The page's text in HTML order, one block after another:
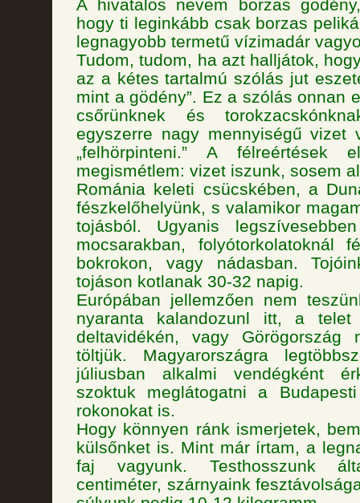
A hivatalos nevem borzas
hogy ti leginkább csak borzas
legnagyobb termetű vízimadár
Tudom, tudom, ha azt halljátok,
az a kétes tartalmú szólás jut
mint a gödény”. Ez a szólás onnan
csőrünknek és
egyszerre nagy mennyiségű vizet
„felhörpinteni.” A félreértések
megismétlem: vizet iszunk, sosem
Románia keleti csücskében, a
fészkelőhelyünk, s valamikor
tojásból. Ugyanis
mocsarakban, folyótorkolatoknál
bokrokon, vagy nádasban.
tojáson kotlanak 30-32 napig.
Európában jellemzően nem
nyaranta kalandozunl itt, a
deltavidékén, vagy Görögország
töltjük. Magyarországra
júliusban alkalmi vendégként
szoktuk meglátogatni a
rokonokat is.
Hogy könnyen ránk ismerjetek,
külsőnket is. Mint már írtam, a
faj vagyunk. Testhosszunk
centiméter, szárnyaink